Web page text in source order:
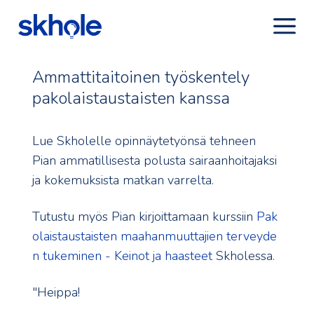
Ammattitaitoinen työskentely
pakolaistaustaisten kanssa
Lue Skholelle opinnäytetyönsä tehneen
Pian ammatillisesta polusta sairaanhoitajaksi
ja kokemuksista matkan varrelta.
Tutustu myös Pian kirjoittamaan kurssiin Pak
olaistaustaisten maahanmuuttajien terveyde
n tukeminen - Keinot ja haasteetSkholessa.
"Heippa!